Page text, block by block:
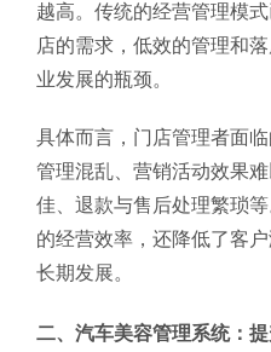
越高。传统的经营管理模
店的需求，低效的管理和
业发展的瓶颈。
具体而言，门店管理者面
管理混乱、营销活动效果
佳、退款与售后处理繁琐
的经营效率，还降低了客
长期发展。
二、汽车美容管理系统：